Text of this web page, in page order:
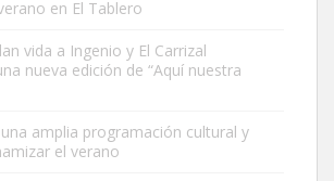
aparecido en la calle hace menos de un mes,
cari...
en El Tablero
vida a Ingenio y El Carrizal
nueva edición de “Aquí nuestra
amplia programación cultural y
el verano